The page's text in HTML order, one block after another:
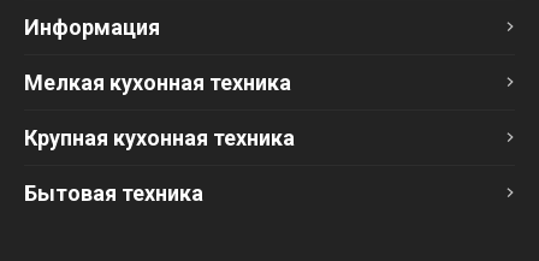
Информация
Мелкая кухонная техника
Крупная кухонная техника
Бытовая техника